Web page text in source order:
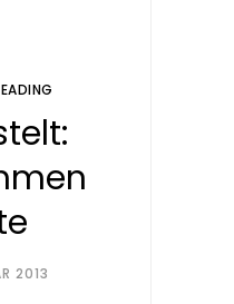
2013